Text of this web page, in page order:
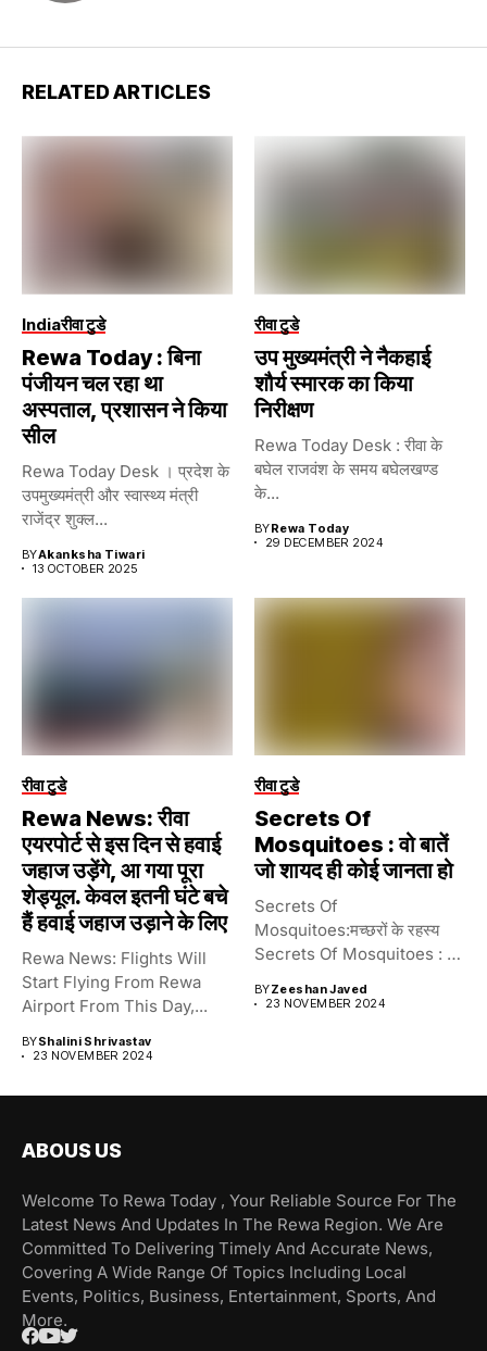
RELATED ARTICLES
Indiaरीवा टुडे
Rewa Today : बिना
पंजीयन चल रहा था
अस्पताल, प्रशासन ने किया
सील
Rewa Today Desk । प्रदेश के
उपमुख्यमंत्री और स्वास्थ्य मंत्री
राजेंद्र शुक्ल...
BYAkanksha Tiwari
13 OCTOBER 2025
रीवा टुडे
उप मुख्यमंत्री ने नैकहाई
शौर्य स्मारक का किया
निरीक्षण
Rewa Today Desk : रीवा के
बघेल राजवंश के समय बघेलखण्ड
के...
BYRewa Today
29 DECEMBER 2024
रीवा टुडे
Rewa News: रीवा
एयरपोर्ट से इस दिन से हवाई
जहाज उड़ेंगे, आ गया पूरा
शेड्यूल. केवल इतनी घंटे बचे
हैं हवाई जहाज उड़ाने के लिए
Rewa News: Flights Will
Start Flying From Rewa
Airport From This Day,...
BYShalini Shrivastav
23 NOVEMBER 2024
रीवा टुडे
Secrets Of
Mosquitoes : वो बातें
जो शायद ही कोई जानता हो
Secrets Of
Mosquitoes:मच्छरों के रहस्य
Secrets Of Mosquitoes : वो
BYZeeshan Javed
23 NOVEMBER 2024
ABOUS US
Welcome To Rewa Today , Your Reliable Source For The
Latest News And Updates In The Rewa Region. We Are
Committed To Delivering Timely And Accurate News,
Covering A Wide Range Of Topics Including Local
Events, Politics, Business, Entertainment, Sports, And
More.